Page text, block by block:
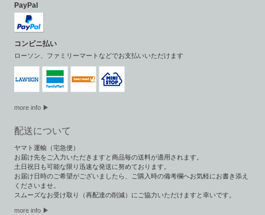
PayPal
コンビニ払い
ローソン、ファミリーマートなどでお支払いいただけます
more info ▶
配送について
ヤマト運輸（宅急便）
お届け先をご入力いただきますと商品毎の送料が適用されます。
土日祝日も可能な限り迅速な発送に努めております。
お届け日時のご希望がございましたら、ご購入時の備考欄へお気軽にお書き添え
くださいませ。
スムーズなお受け取り（再配達の削減）にご協力いただけますと幸いです。
more info ▶︎